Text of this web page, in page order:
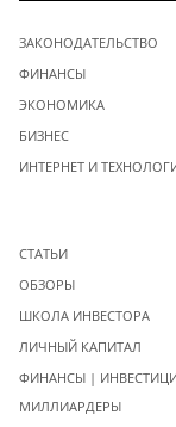
ЗАКОНОДАТЕЛЬСТВО
ФИНАНСЫ
ЭКОНОМИКА
БИЗНЕС
ИНТЕРНЕТ И
СТАТЬИ
ОБЗОРЫ
ШКОЛА ИНВЕСТОРА
ЛИЧНЫЙ КАПИТАЛ
ФИНАНСЫ |
МИЛЛИАРДЕРЫ